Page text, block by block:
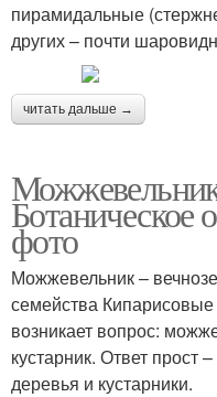
пирамидальные
других – почти
читать дальше →
Ботаническое
фото
Можжевельник –
семейства
возникает вопрос:
кустарник. Ответ прост
деревья и кустарники.